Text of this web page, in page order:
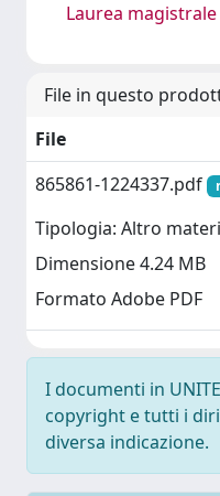
Laurea magistrale
File in questo
File
865861-1224337.pdf
Tipologia: Altro
Dimensione 4.24 MB
Formato Adobe PDF
I documenti in
copyright e tutti i
diversa indicazione.